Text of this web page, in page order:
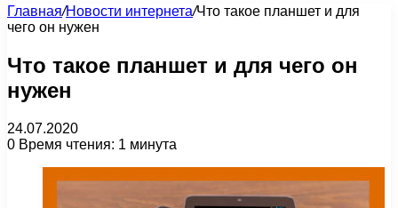
Главная/Новости интернета/Что такое планшет и для
чего он нужен
Что такое планшет и для чего он
нужен
24.07.2020
0 Время чтения: 1 минута